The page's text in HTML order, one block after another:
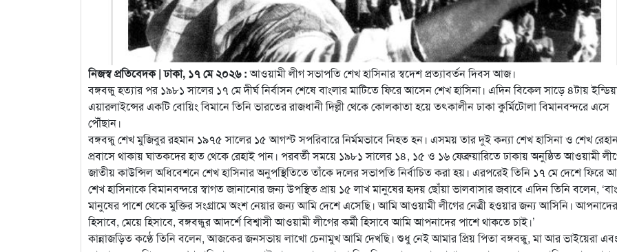
নিজস্ব প্রতিবেদক | ঢাকা, ১৭ মে ২০২৬ :আওয়ামী লীগ সভাপতি শেখ হাসিনার স্বদেশ প্রত্যাবর্তন দিবস আজ।
বঙ্গবন্ধু হত্যার পর ১৯৮১ সালের ১৭ মে দীর্ঘ নির্বাসন শেষে বাংলার মাটিতে ফিরে আসেন শেখ হাসিনা। এদিন বিকেল সাড়ে ৪টায়
এয়ারলাইন্সের একটি বোয়িং বিমানে তিনি ভারতের রাজধানী দিল্লী থেকে কোলকাতা হয়ে তৎকালীন ঢাকা কুর্মিটোলা বিমানবন্দরে এসে
পৌঁছান।
বঙ্গবন্ধু শেখ মুজিবুর রহমান ১৯৭৫ সালের ১৫ আগস্ট সপরিবারে নির্মমভাবে নিহত হন। এসময় তার দুই কন্যা শেখ হাসিনা ও শেখ
প্রবাসে থাকায় ঘাতকদের হাত থেকে রেহাই পান। পরবর্তী সময়ে ১৯৮১ সালের ১৪, ১৫ ও ১৬ ফেব্রুয়ারিতে ঢাকায় অনুষ্ঠিত আওয়ামী
জাতীয় কাউন্সিল অধিবেশনে শেখ হাসিনার অনুপস্থিতিতে তাঁকে দলের সভাপতি নির্বাচিত করা হয়। এরপরেই তিনি ১৭ মে দেশে ফিরে
শেখ হাসিনাকে বিমানবন্দরে স্বাগত জানানোর জন্য উপস্থিত প্রায় ১৫ লাখ মানুষের হৃদয় ছোঁয়া ভালবাসার জবাবে এদিন তিনি বলেন,
মানুষের পাশে থেকে মুক্তির সংগ্রামে অংশ নেয়ার জন্য আমি দেশে এসেছি। আমি আওয়ামী লীগের নেত্রী হওয়ার জন্য আসিনি।
হিসাবে, মেয়ে হিসাবে, বঙ্গবন্ধুর আদর্শে বিশ্বাসী আওয়ামী লীগের কর্মী হিসাবে আমি আপনাদের পাশে থাকতে চাই।’
কান্নাজড়িত কণ্ঠে তিনি বলেন, আজকের জনসভায় লাখো চেনামুখ আমি দেখছি। শুধু নেই আমার প্রিয় পিতা বঙ্গবন্ধু, মা আর ভাইয়েরা